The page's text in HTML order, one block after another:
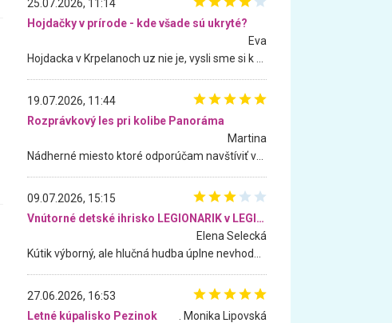
25.07.2026, 11:14
Hojdačky v prírode - kde všade sú ukryté?
Eva
19.07.2026, 11:44
Rozprávkový les pri kolibe Panoráma
Martina
09.07.2026, 15:15
Vnútorné detské ihrisko LEGIONARIK v LEGIA Fitness
Elena Selecká
27.06.2026, 16:53
Letné kúpalisko Pezinok
. Monika Lipovská